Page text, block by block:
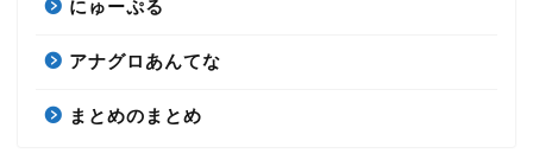
にゅーぷる
アナグロあんてな
まとめのまとめ